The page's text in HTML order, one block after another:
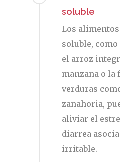
soluble
Los
soluble, como
el arroz
manzana o la
verduras
zanahoria,
aliviar el
diarrea
irritable.